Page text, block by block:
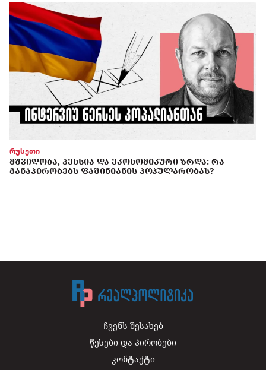
რუსეთი
ᲛᲨᲕᲘᲓᲝᲑᲐ, ᲞᲔᲜᲡᲘᲐ ᲓᲐ ᲔᲙᲝᲜᲝᲛᲘᲙᲣᲠᲘ ᲖᲠᲓᲐ: ᲠᲐ
ᲒᲐᲜᲐᲞᲘᲠᲝᲑᲔᲑᲡ ᲤᲐᲨᲘᲜᲘᲐᲜᲘᲡ ᲞᲝᲞᲣᲚᲐᲠᲝᲑᲐᲡ?
ჩვენს შესახებ
წესები და პირობები
კონტაქტი